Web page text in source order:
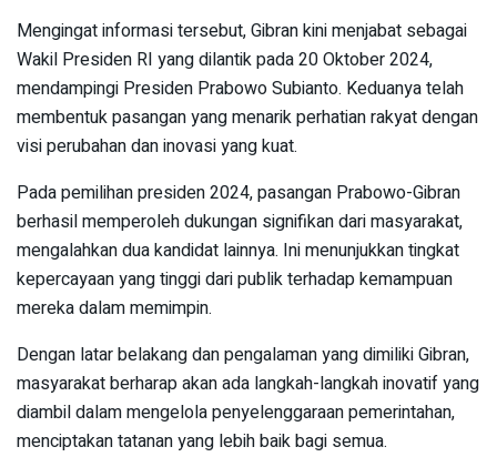
Mengingat informasi tersebut, Gibran kini menjabat sebagai
Wakil Presiden RI yang dilantik pada 20 Oktober 2024,
mendampingi Presiden Prabowo Subianto. Keduanya telah
membentuk pasangan yang menarik perhatian rakyat dengan
visi perubahan dan inovasi yang kuat.
Pada pemilihan presiden 2024, pasangan Prabowo-Gibran
berhasil memperoleh dukungan signifikan dari masyarakat,
mengalahkan dua kandidat lainnya. Ini menunjukkan tingkat
kepercayaan yang tinggi dari publik terhadap kemampuan
mereka dalam memimpin.
Dengan latar belakang dan pengalaman yang dimiliki Gibran,
masyarakat berharap akan ada langkah-langkah inovatif yang
diambil dalam mengelola penyelenggaraan pemerintahan,
menciptakan tatanan yang lebih baik bagi semua.